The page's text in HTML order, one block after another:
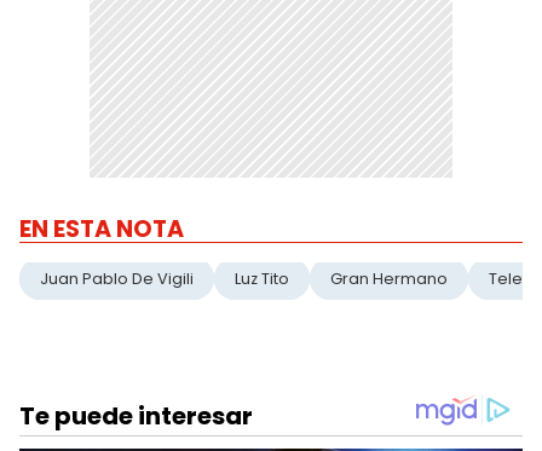
EN ESTA NOTA
Juan Pablo De Vigili Luz Tito Gran Hermano Telefe